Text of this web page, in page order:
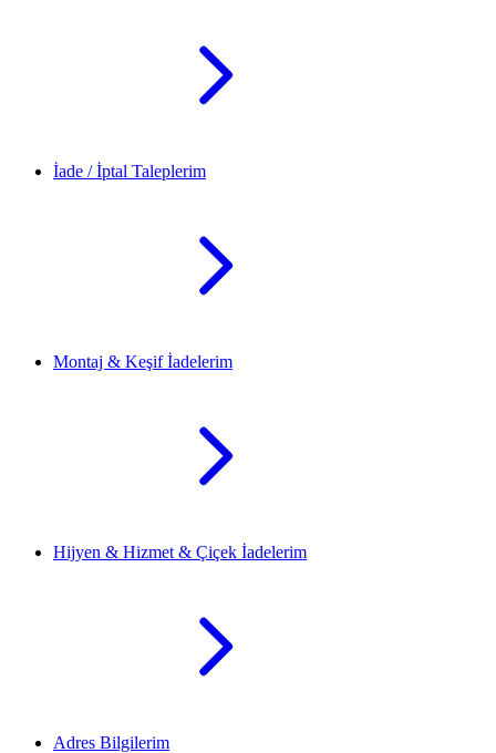
İade / İptal Taleplerim
Montaj & Keşif İadelerim
Hijyen & Hizmet & Çiçek İadelerim
Adres Bilgilerim